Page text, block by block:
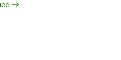
ЖК «Теремки»
→